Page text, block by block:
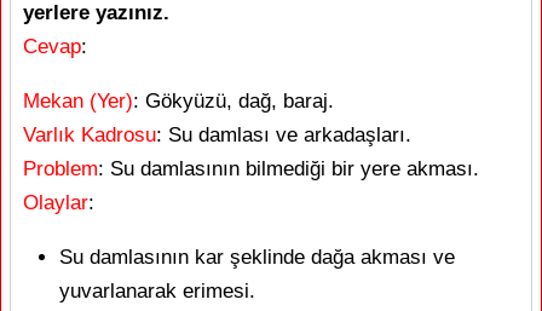
yerlere yazınız.
Cevap:
Mekan (Yer): Gökyüzü, dağ, baraj.
Varlık Kadrosu: Su damlası ve arkadaşları.
Problem: Su damlasının bilmediği bir yere akması.
Olaylar:
Su damlasının kar şeklinde dağa akması ve
yuvarlanarak erimesi.